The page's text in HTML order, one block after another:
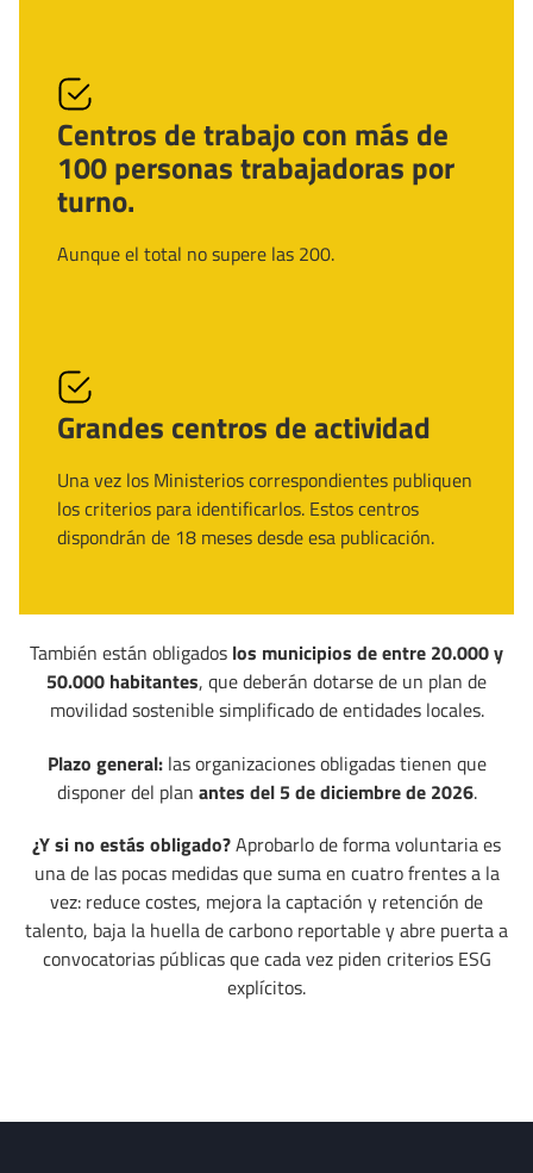
Centros de trabajo con más de
100 personas trabajadoras por
turno.
Aunque el total no supere las 200.
Grandes centros de actividad
Una vez los Ministerios correspondientes publiquen
los criterios para identificarlos. Estos centros
dispondrán de 18 meses desde esa publicación.
También están obligados los municipios de entre 20.000 y
50.000 habitantes, que deberán dotarse de un plan de
movilidad sostenible simplificado de entidades locales.
Plazo general:las organizaciones obligadas tienen que
disponer del plan antes del 5 de diciembre de 2026.
¿Y si no estás obligado?Aprobarlo de forma voluntaria es
una de las pocas medidas que suma en cuatro frentes a la
vez: reduce costes, mejora la captación y retención de
talento, baja la huella de carbono reportable y abre puerta a
convocatorias públicas que cada vez piden criterios ESG
explícitos.